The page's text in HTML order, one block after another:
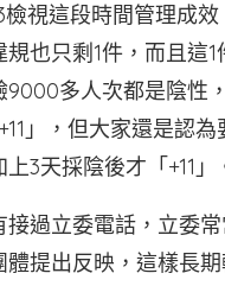
視這段時間管理成
也只剩1件，而且這1
9000多人次都是陰性
」，但大家還是認為
3天採陰後才「+11」
接過立委電話，立委
提出反映，這樣長